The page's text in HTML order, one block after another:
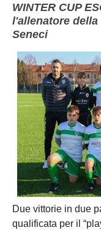
WINTER CUP
l'allenatore
Seneci
Due vittorie in due
qualificata per il